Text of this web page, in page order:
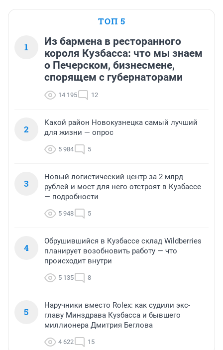
ТОП 5
1
Из бармена в ресторанного
короля Кузбасса: что мы знаем
о Печерском, бизнесмене,
спорящем с губернаторами
14 195 12
2
Какой район Новокузнецка самый лучший
для жизни — опрос
5 984 5
3
Новый логистический центр за 2 млрд
рублей и мост для него отстроят в Кузбассе
— подробности
5 948 5
4
Обрушившийся в Кузбассе склад Wildberries
планирует возобновить работу — что
происходит внутри
5 135 8
5
Наручники вместо Rolex: как судили экс-
главу Минздрава Кузбасса и бывшего
миллионера Дмитрия Беглова
4 622 15